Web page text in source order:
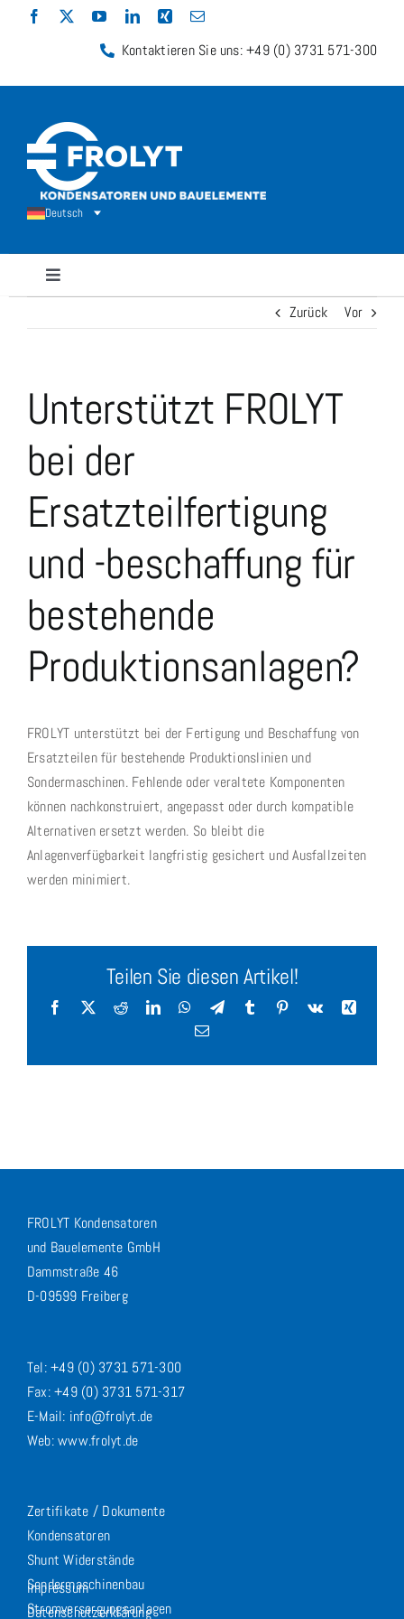
Kontaktieren Sie uns: +49 (0) 3731 571-300
Deutsch
Navigation
Sondermaschinenbau
Stromversorgungsanlagen
Rollenschneiden
Kontakt & Vertrieb
Zurück Vor
Unterstützt FROLYT
bei der
Ersatzteilfertigung
und -beschaffung für
bestehende
Produktionsanlagen?
FROLYT unterstützt bei der Fertigung und Beschaffung von
Ersatzteilen für bestehende Produktionslinien und
Sondermaschinen. Fehlende oder veraltete Komponenten
können nachkonstruiert, angepasst oder durch kompatible
Alternativen ersetzt werden. So bleibt die
Anlagenverfügbarkeit langfristig gesichert und Ausfallzeiten
werden minimiert.
Teilen Sie diesen Artikel!
Facebook
X RedditLinkedInWhatsApp
TelegramTumblr Pinterest
Vk
Xing
E-
FROLYT Kondensatoren
und Bauelemente GmbH
Dammstraße 46
D-09599 Freiberg
Tel: +49 (0) 3731 571-300
Fax: +49 (0) 3731 571-317
E-Mail: info@frolyt.de
Web: www.frolyt.de
Zertifikate / Dokumente
Kondensatoren
Shunt Widerstände
Sondermaschinenbau
Stromversorgungsanlagen
Impressum
Datenschutzerklärung